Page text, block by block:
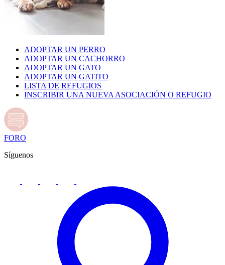
ADOPTAR UN PERRO
ADOPTAR UN CACHORRO
ADOPTAR UN GATO
ADOPTAR UN GATITO
LISTA DE REFUGIOS
INSCRIBIR UNA NUEVA ASOCIACIÓN O REFUGIO
FORO
Síguenos